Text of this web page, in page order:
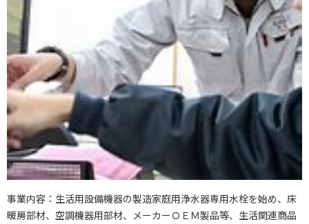
事業内容：生活用設備機器の製造家庭用浄水器専用水栓を始め、床
暖房部材、空調機器用部材、メーカーＯＥＭ製品等、生活関連商品